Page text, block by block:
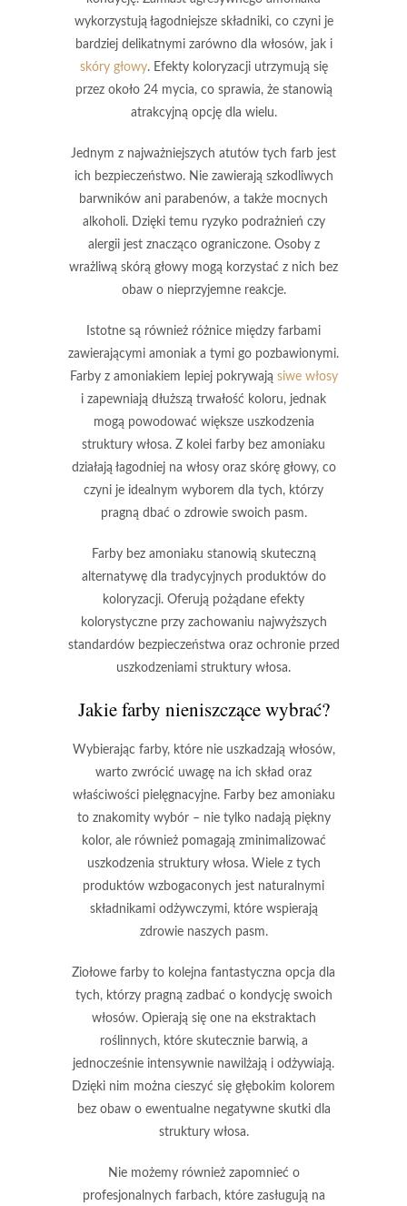
wykorzystują łagodniejsze składniki, co czyni je
bardziej delikatnymi zarówno dla włosów, jak i
skóry głowy.Efekty koloryzacji utrzymują się
przez około 24 mycia, co sprawia, że stanowią
atrakcyjną opcję dla wielu.
Jednym z najważniejszych atutów tych farb jest
ich bezpieczeństwo.Nie zawierają szkodliwych
barwników ani parabenów, a także mocnych
alkoholi. Dzięki temu ryzyko podrażnień czy
alergii jest znacząco ograniczone. Osoby z
wrażliwą skórą głowy mogą korzystać z nich bez
obaw o nieprzyjemne reakcje.
Istotne są również różnice między farbami
zawierającymi amoniak a tymi go pozbawionymi.
Farby z amoniakiem lepiej pokrywają siwe włosy
i zapewniają dłuższą trwałość koloru, jednak
mogą powodować większe uszkodzenia
struktury włosa. Z kolei farby bez amoniaku
działają łagodniej na włosy oraz skórę głowy, co
czyni je idealnym wyborem dla tych, którzy
pragną dbać o zdrowie swoich pasm.
Farby bez amoniaku stanowią skuteczną
alternatywę dla tradycyjnych produktów do
koloryzacji. Oferują pożądane efekty
kolorystyczne przy zachowaniu najwyższych
standardów bezpieczeństwa oraz ochronie przed
uszkodzeniami struktury włosa.
Jakie farby nieniszczące wybrać?
Wybierając farby, które nie uszkadzają włosów,
warto zwrócić uwagę na ich skład oraz
właściwości pielęgnacyjne.Farby bez amoniaku
to znakomity wybór – nie tylko nadają piękny
kolor, ale również pomagają zminimalizować
uszkodzenia struktury włosa. Wiele z tych
produktów wzbogaconych jest naturalnymi
składnikami odżywczymi, które wspierają
zdrowie naszych pasm.
Ziołowe farby to kolejna fantastyczna opcja dla
tych, którzy pragną zadbać o kondycję swoich
włosów. Opierają się one na ekstraktach
roślinnych, które skutecznie barwią, a
jednocześnie intensywnie nawilżają i odżywiają.
Dzięki nim można cieszyć się głębokim kolorem
bez obaw o ewentualne negatywne skutki dla
struktury włosa.
Nie możemy również zapomnieć o
profesjonalnych farbach, które zasługują na